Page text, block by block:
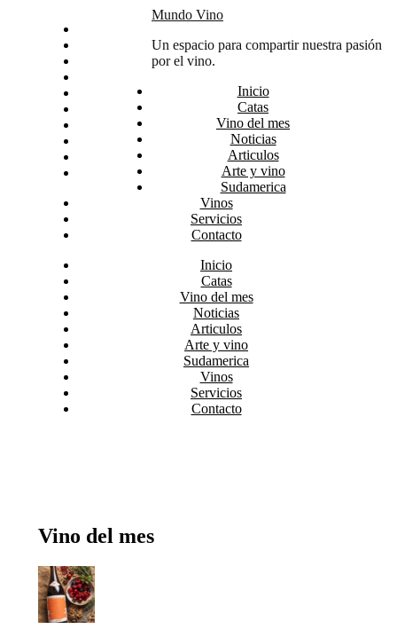
Arte y vino
Sudamerica
Mundo Vino
Un espacio para compartir nuestra pasión
por el vino.
Inicio
Catas
Vino del mes
Noticias
Articulos
Arte y vino
Sudamerica
Vinos
Servicios
Contacto
Inicio
Catas
Vino del mes
Noticias
Articulos
Arte y vino
Sudamerica
Vinos
Servicios
Contacto
Vino del mes